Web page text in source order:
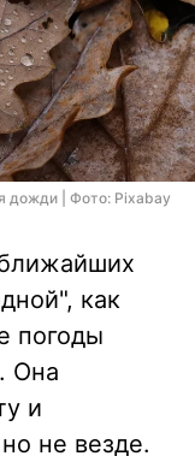
дожди | Фото: Pixabay
как
погоды
Она
и
не везде.